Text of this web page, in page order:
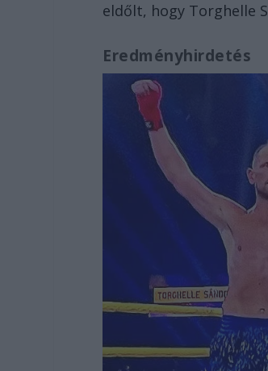
eldőlt, hogy Torghelle
Eredményhirdetés